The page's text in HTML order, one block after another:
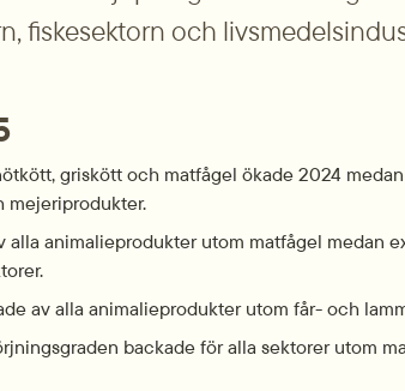
fiskesektorn och
griskött och matfågel ökade 2024
mejeriprodukter.
alla animalieprodukter utom matfågel medan
av alla animalieprodukter utom får- och
backade för alla sektorer utom